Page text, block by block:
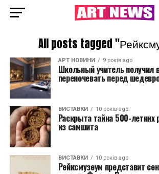
All posts tagged
АРТ НОВИНИ 9 років ago
Школьный учитель получил
переночевать перед
ВИСТАВКИ 10 років ago
Раскрыта тайна 500-летних
из самшита
ВИСТАВКИ 10 років ago
Рейксмузеум представит